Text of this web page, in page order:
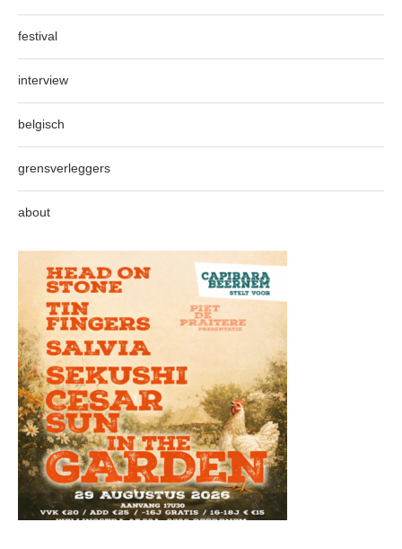
festival
interview
belgisch
grensverleggers
about